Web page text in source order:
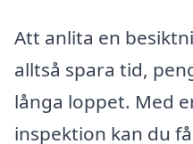
Att anlita en
alltså spara tid,
långa loppet. Med
inspektion kan du